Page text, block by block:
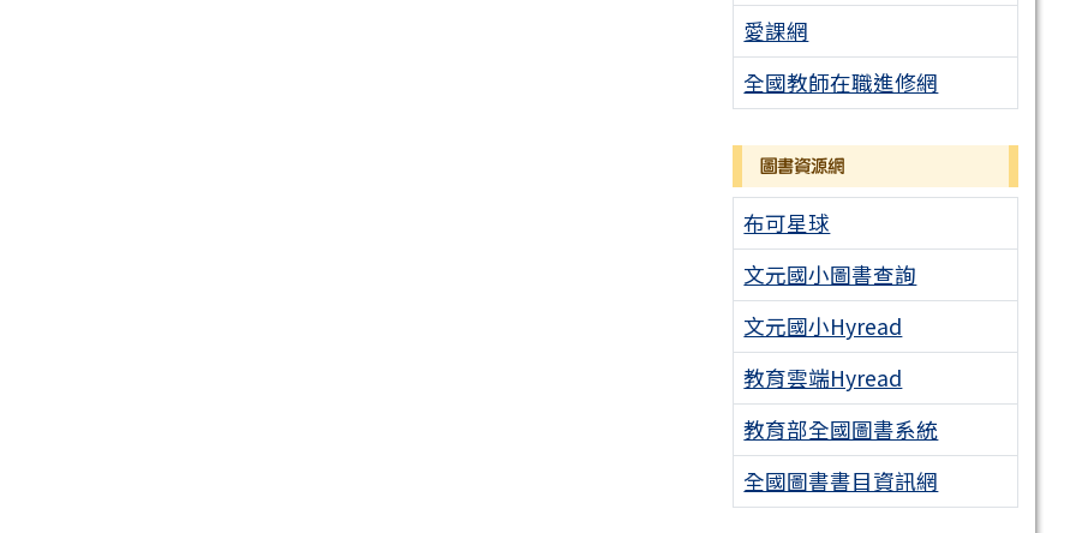
愛課網
全國教師在職進修網
圖書資源網
布可星球
文元國小圖書查詢
文元國小Hyread
教育雲端Hyread
教育部全國圖書系統
全國圖書書目資訊網